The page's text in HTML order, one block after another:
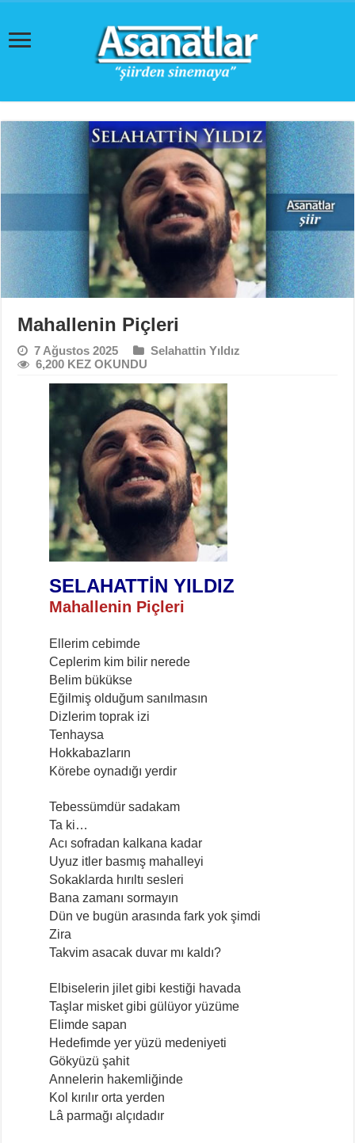
Mahallenin Piçleri
7 Ağustos 2025
Selahattin Yıldız
6,200 KEZ OKUNDU
SELAHATTİN YILDIZ
Mahallenin Piçleri
Ellerim cebimde
Ceplerim kim bilir nerede
Belim bükükse
Eğilmiş olduğum sanılmasın
Dizlerim toprak izi
Tenhaysa
Hokkabazların
Körebe oynadığı yerdir
Tebessümdür sadakam
Ta ki…
Acı sofradan kalkana kadar
Uyuz itler basmış mahalleyi
Sokaklarda hırıltı sesleri
Bana zamanı sormayın
Dün ve bugün arasında fark yok şimdi
Zira
Takvim asacak duvar mı kaldı?
Elbiselerin jilet gibi kestiği havada
Taşlar misket gibi gülüyor yüzüme
Elimde sapan
Hedefimde yer yüzü medeniyeti
Gökyüzü şahit
Annelerin hakemliğinde
Kol kırılır orta yerden
Lâ parmağı alçıdadır